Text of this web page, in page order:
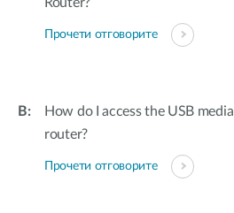
Прочети отговорите
How do I access the USB
router?
Прочети отговорите